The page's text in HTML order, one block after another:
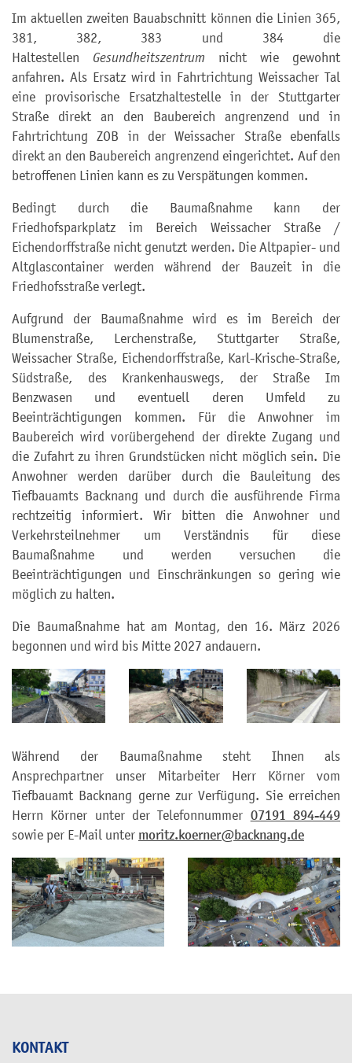
KONTAKT
Im aktuellen zweiten Bauabschnitt können die Linien 365,
381, 382, 383 und 384 die
Haltestellen Gesundheitszentrum nicht wie gewohnt
anfahren. Als Ersatz wird in Fahrtrichtung Weissacher Tal
eine provisorische Ersatzhaltestelle in der Stuttgarter
Straße direkt an den Baubereich angrenzend und in
Fahrtrichtung ZOB in der Weissacher Straße ebenfalls
direkt an den Baubereich angrenzend eingerichtet. Auf den
betroffenen Linien kann es zu Verspätungen kommen.
Bedingt durch die Baumaßnahme kann der
Friedhofsparkplatz im Bereich Weissacher Straße /
Eichendorffstraße nicht genutzt werden. Die Altpapier- und
Altglascontainer werden während der Bauzeit in die
Friedhofsstraße verlegt.
Aufgrund der Baumaßnahme wird es im Bereich der
Blumenstraße, Lerchenstraße, Stuttgarter Straße,
Weissacher Straße, Eichendorffstraße, Karl-Krische-Straße,
Südstraße, des Krankenhauswegs, der Straße Im
Benzwasen und eventuell deren Umfeld zu
Beeinträchtigungen kommen. Für die Anwohner im
Baubereich wird vorübergehend der direkte Zugang und
die Zufahrt zu ihren Grundstücken nicht möglich sein. Die
Anwohner werden darüber durch die Bauleitung des
Tiefbauamts Backnang und durch die ausführende Firma
rechtzeitig informiert. Wir bitten die Anwohner und
Verkehrsteilnehmer um Verständnis für diese
Baumaßnahme und werden versuchen die
Beeinträchtigungen und Einschränkungen so gering wie
möglich zu halten.
Die Baumaßnahme hat am Montag, den 16. März 2026
begonnen und wird bis Mitte 2027 andauern.
Während der Baumaßnahme steht Ihnen als
Ansprechpartner unser Mitarbeiter Herr Körner vom
Tiefbauamt Backnang gerne zur Verfügung. Sie erreichen
Herrn Körner unter der Telefonnummer 07191 894-449
sowie per E-Mail unter moritz.koerner@backnang.de